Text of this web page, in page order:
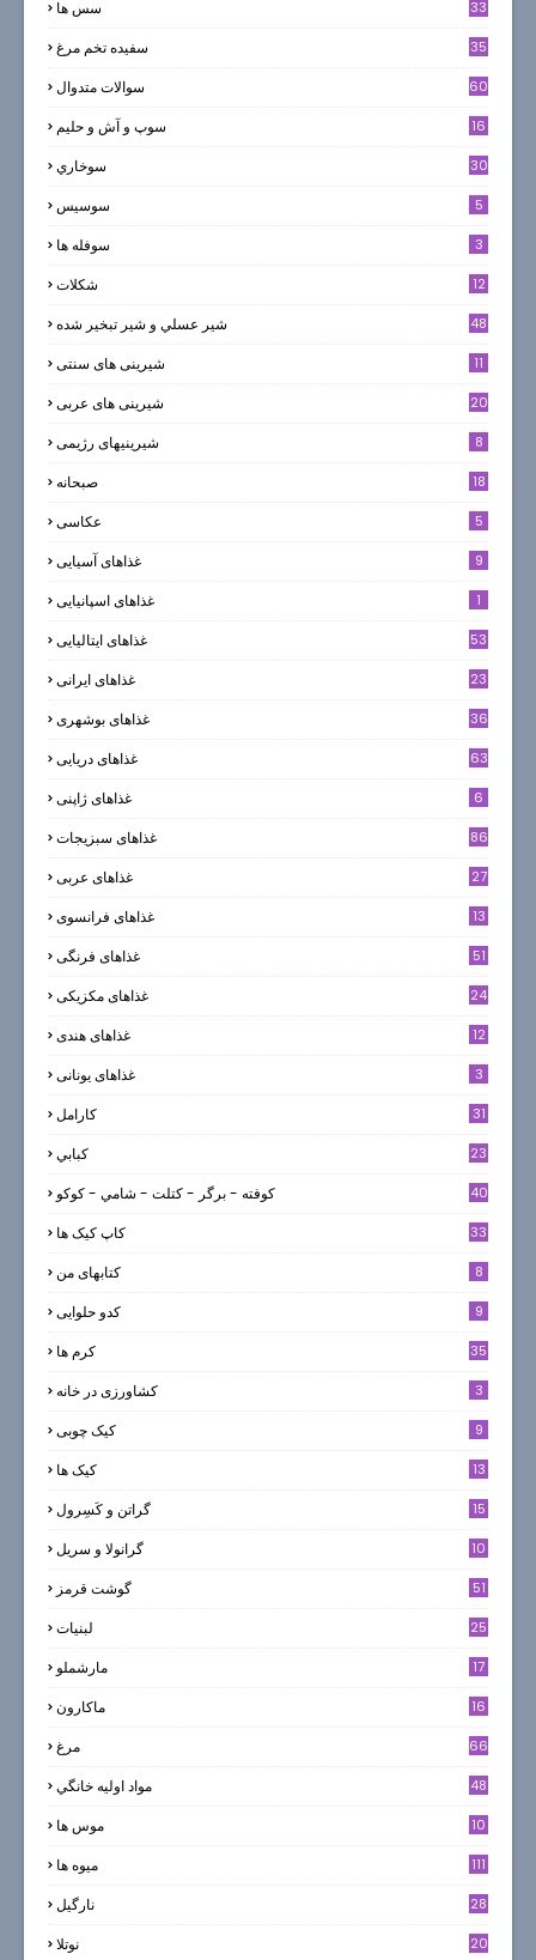
سس ها 33
سفيده تخم مرغ 35
سوالات متدوال 60
سوپ و آش و حليم 16
سوخاري 30
سوسيس 5
سوفله ها 3
شکلات
12
شير عسلي و شير تبخير شده 48
شیرینی های سنتی 11
شیرینی های عربی 20
شیرینیهای رژیمی 8
صبحانه 18
عکاسی 5
غذاهای آسیایی 9
غذاهای اسپانیایی 1
غذاهای ایتالیایی 53
غذاهای ایرانی 23
غذاهای بوشهری 36
غذاهای دریایی 63
غذاهای ژاپنی 6
غذاهای سبزیجات 86
غذاهای عربی 27
غذاهای فرانسوی 13
غذاهای فرنگی 51
غذاهای مکزیکی 24
غذاهای هندی 12
غذاهای یونانی 3
كارامل 31
كبابي 23
كوفته - برگر - كتلت - شامي - كوكو 40
کاپ کیک ها 33
کتابهای من 8
کدو حلوایی 9
کرم ها 35
کشاورزی در خانه 3
کیک چوبی 9
کیک ها
13
گراتن و كَسِرول 15
گرانولا و سريل 10
گوشت قرمز 51
لبنيات 25
مارشملو 17
ماکارون 16
مرغ 66
مواد اوليه خانگي 48
موس ها 10
میوه ها 111
نارگيل 28
نوتلا 20